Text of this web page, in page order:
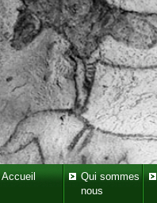
Accueil
Qui sommes
nous